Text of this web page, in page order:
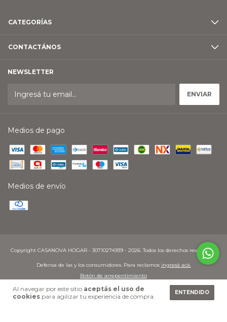
Al navegar por este sitio aceptás el uso de
cookies para agilizar tu experiencia de compra.
ENTENDIDO
CATEGORÍAS
CONTACTÁNOS
NEWSLETTER
Medios de pago
Medios de envío
Copyright CASANOVA HOGAR - 30710274939 - 2026. Todos los derechos reservados.
Defensa de las y los consumidores. Para reclamos ingresá acá.
Botón de arrepentimiento